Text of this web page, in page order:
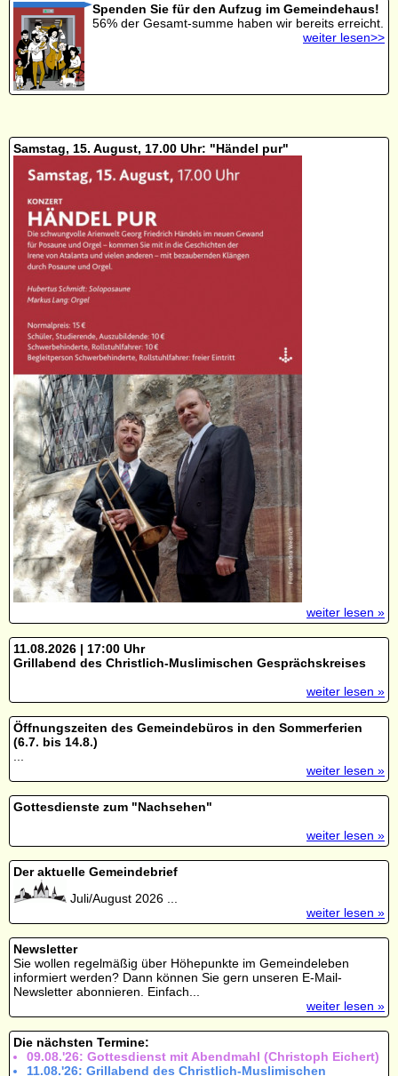
Spenden Sie für den Aufzug im Gemeindehaus!
56% der Gesamt-summe haben wir bereits erreicht.
weiter lesen>>
Samstag, 15. August, 17.00 Uhr: "Händel pur"
weiter lesen »
11.08.2026 | 17:00 Uhr
Grillabend des Christlich-Muslimischen Gesprächskreises
weiter lesen »
Öffnungszeiten des Gemeindebüros in den Sommerferien
(6.7. bis 14.8.)
weiter lesen »
Gottesdienste zum "Nachsehen"
weiter lesen »
Der aktuelle Gemeindebrief
Juli/August 2026 ...
weiter lesen »
Newsletter
Sie wollen regelmäßig über Höhepunkte im Gemeindeleben
informiert werden? Dann können Sie gern unseren E-Mail-
Newsletter abonnieren. Einfach...
weiter lesen »
Die nächsten Termine:
09.08.'26: Gottesdienst mit Abendmahl (Christoph Eichert)
11.08.'26: Grillabend des Christlich-Muslimischen